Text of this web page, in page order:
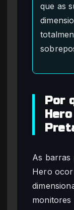
que as
Por
As barras
Hero
monitores